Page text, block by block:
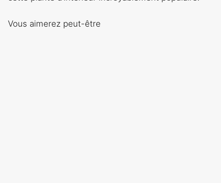
Vous aimerez peut-être